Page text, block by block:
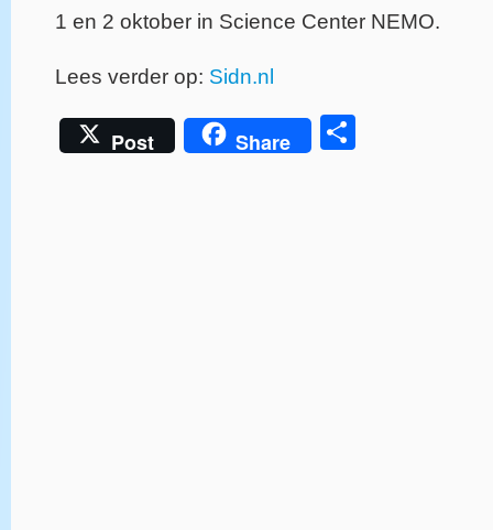
1 en 2 oktober in Science Center NEMO.
Lees verder op: Sidn.nl
Post Share